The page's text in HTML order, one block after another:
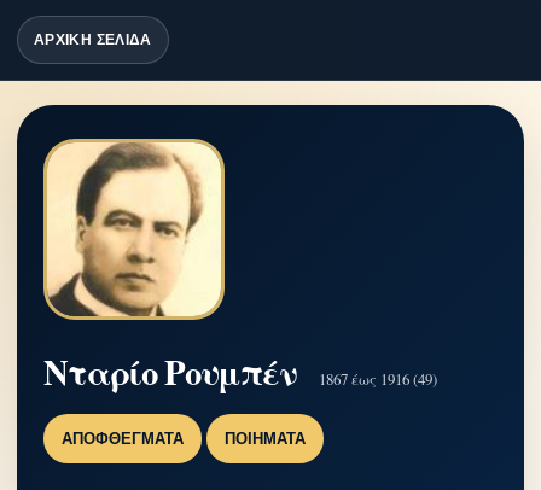
ΑΡΧΙΚΗ ΣΕΛΙΔΑ
Νταρίο Ρουμπέν 1867 έως 1916 (49)
ΑΠΟΦΘΈΓΜΑΤΑ ΠΟΙΉΜΑΤΑ